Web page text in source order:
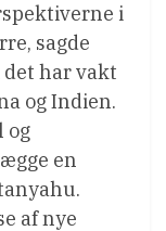
i
sagde
har vakt
og Indien.
og
en
af nye